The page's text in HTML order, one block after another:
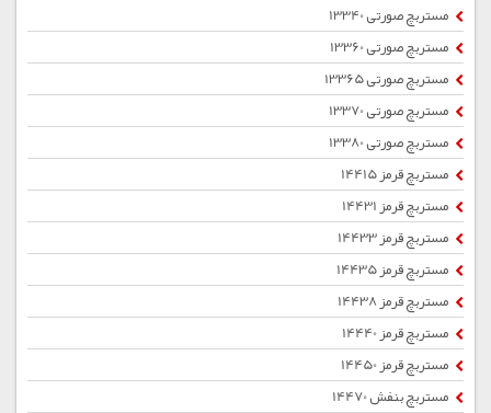
مستربچ صورتی 13340
مستربچ صورتی 13360
مستربچ صورتی 13365
مستربچ صورتی 13370
مستربچ صورتی 13380
مستربچ قرمز 14415
مستربچ قرمز 14431
مستربچ قرمز 14433
مستربچ قرمز 14435
مستربچ قرمز 14438
مستربچ قرمز 14440
مستربچ قرمز 14450
مستربچ بنفش 14470